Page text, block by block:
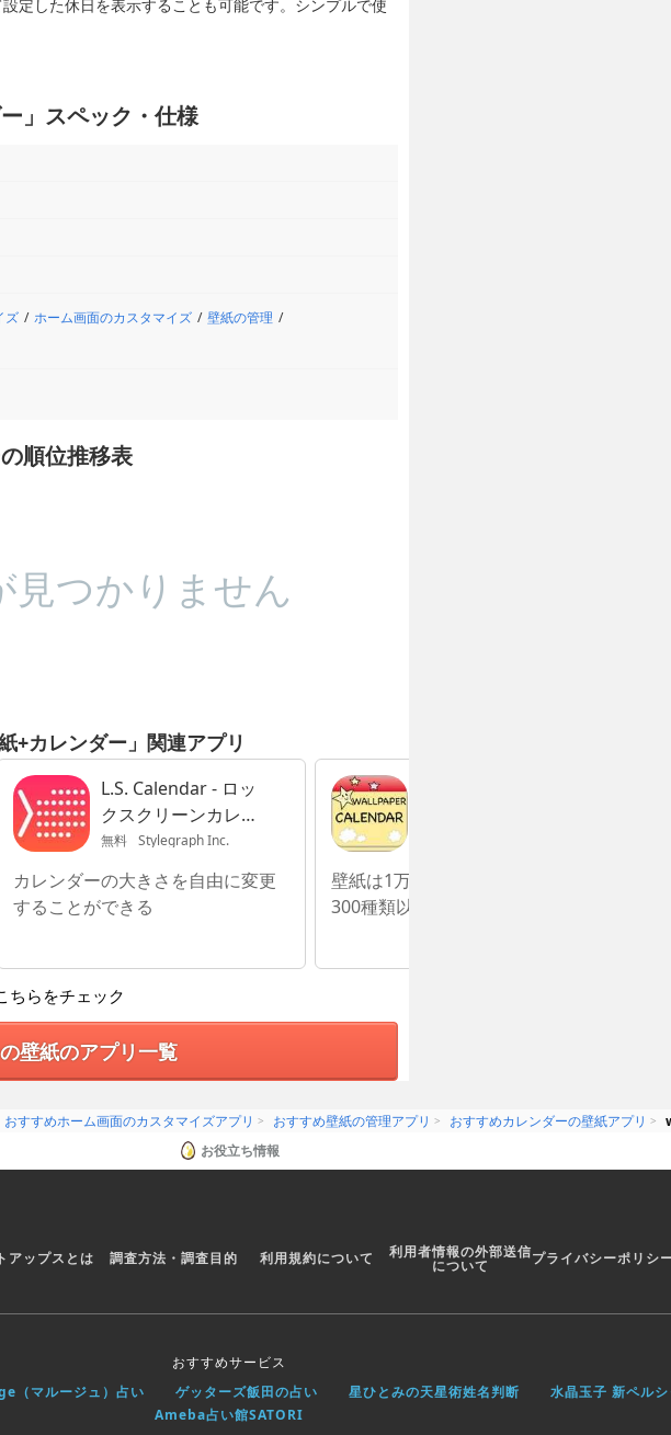
定した休日を表示することも可能です。シンプルで使
」スペック・仕様
ズ ホーム画面のカスタマイズ
壁紙の管理
順位推移表
見つかりません
+カレンダー」関連アプリ
L.S. Calendar - ロッ
クスクリーンカレン
ダー
無料 Stylegraph Inc.
カレンダーの大きさを自由に変更
することができる
壁紙は1万枚以上、ステッカーは
300種類以上用意されている！
ちらをチェック
壁紙のアプリ一覧
おすすめホーム画面のカスタマイズアプリ おすすめ壁紙の管理アプリ おすすめカレンダーの壁紙アプリ
お役立ち情報
アップスとは 調査方法・調査目的 利用規約について 利用者情報の外部送信
について プライバシーポリシ
おすすめサービス
（マルージュ）占い ゲッターズ飯田の占い 星ひとみの天星術姓名判断
水晶玉子 新ペル
Ameba占い館SATORI